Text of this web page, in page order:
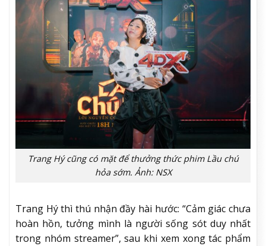
Trang Hý cũng có mặt để thưởng thức phim Lầu chú
hỏa sớm. Ảnh: NSX
Trang Hý thì thú nhận đầy hài hước: “Cảm giác chưa
hoàn hồn, tưởng mình là người sống sót duy nhất
trong nhóm streamer”, sau khi xem xong tác phẩm